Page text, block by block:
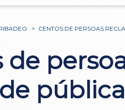
> CENTOS DE PERSOAS
de